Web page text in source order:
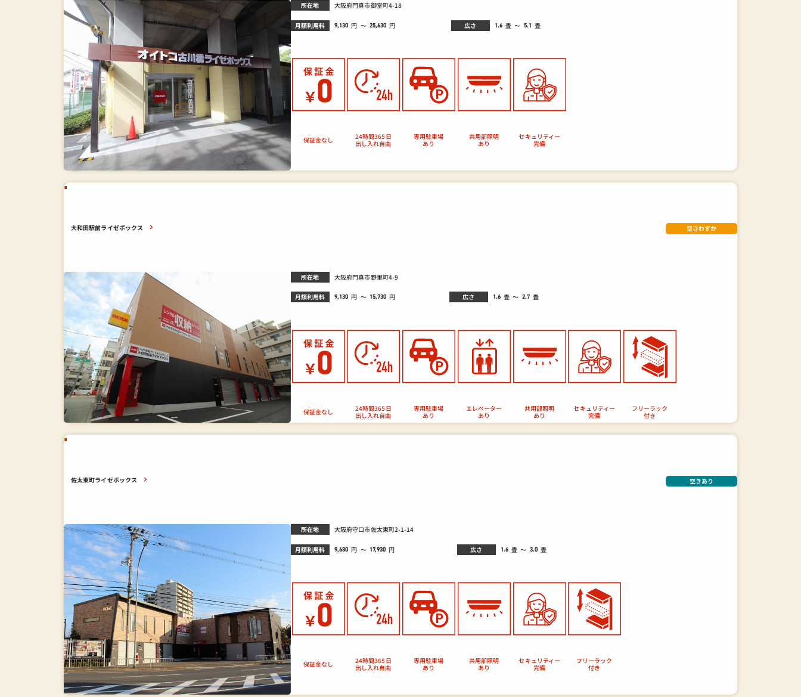
所在地 大阪府門真市御堂町4-18
月額利用料 9,130 円 ～ 25,630 円 広さ 1.6 畳 ～ 5.1 畳
保証金なし 24時間365日
出し入れ自由
専用駐車場
あり
共用部照明
あり
セキュリティー
完備
大和田駅前ライゼボックス 空きわずか
所在地 大阪府門真市野里町4-9
月額利用料 9,130 円 ～ 15,730 円 広さ 1.6 畳 ～ 2.7 畳
保証金なし 24時間365日
出し入れ自由
専用駐車場
あり
エレベーター
あり
共用部照明
あり
セキュリティー
完備
フリーラック
付き
佐太東町ライゼボックス 空きあり
所在地 大阪府守口市佐太東町2-1-14
月額利用料 9,680 円 ～ 17,930 円 広さ 1.6 畳 ～ 3.0 畳
保証金なし 24時間365日
出し入れ自由
専用駐車場
あり
共用部照明
あり
セキュリティー
完備
フリーラック
付き